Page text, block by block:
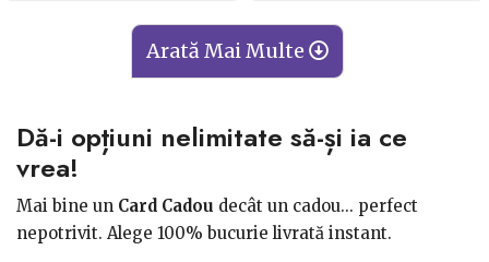
Arată Mai Multe
Dă-i opțiuni nelimitate să-și ia ce
vrea!
Mai bine un Card Cadou decât un cadou... perfect
nepotrivit. Alege 100% bucurie livrată instant.